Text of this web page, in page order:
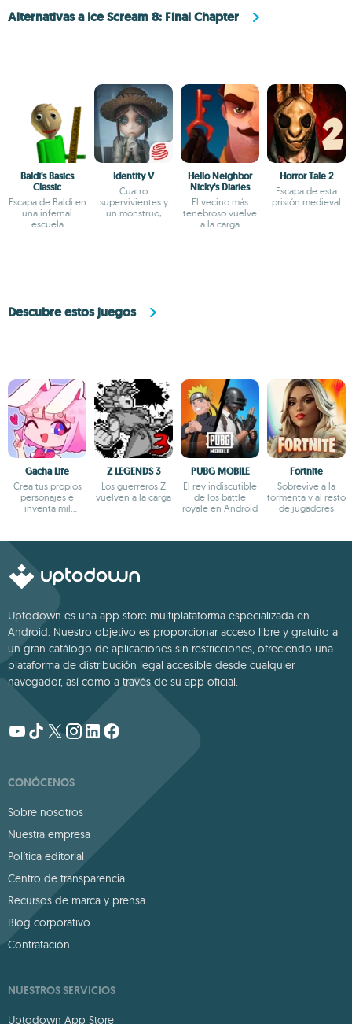
Alternativas a Ice Scream 8: Final Chapter
Baldi's Basics
Classic
Escapa de Baldi en
una infernal
escuela
Identity V
Cuatro
supervivientes y
un monstruo,
Hello Neighbor
Nicky's Diaries
El vecino más
tenebroso vuelve
a la carga
Horror Tale 2
Escapa de esta
prisión medieval
Descubre estos juegos
Gacha Life
Crea tus propios
personajes e
inventa mil
Z LEGENDS 3
Los guerreros Z
vuelven a la carga
PUBG MOBILE
El rey indiscutible
de los battle
royale en Android
Fortnite
Sobrevive a la
tormenta y al resto
de jugadores
Uptodown es una app store multiplataforma especializada en
Android. Nuestro objetivo es proporcionar acceso libre y gratuito a
un gran catálogo de aplicaciones sin restricciones, ofreciendo una
plataforma de distribución legal accesible desde cualquier
navegador, así como a través de su app oficial.
CONÓCENOS
Sobre nosotros
Nuestra empresa
Política editorial
Centro de transparencia
Recursos de marca y prensa
Blog corporativo
Contratación
NUESTROS SERVICIOS
Uptodown App Store